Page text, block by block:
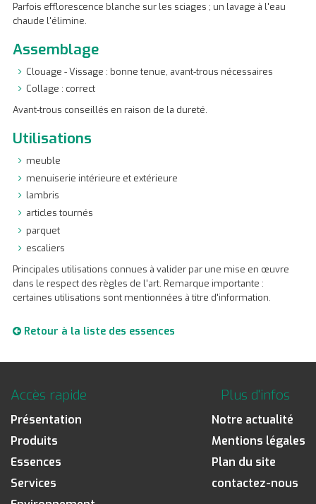
Parfois efflorescence blanche sur les sciages ; un lavage à l'eau
chaude l'élimine.
Assemblage
Clouage - Vissage : bonne tenue, avant-trous nécessaires
Collage : correct
Avant-trous conseillés en raison de la dureté.
Utilisations
meuble
menuiserie intérieure et extérieure
lambris
articles tournés
parquet
escaliers
Principales utilisations connues à valider par une mise en œuvre
dans le respect des règles de l'art. Remarque importante :
certaines utilisations sont mentionnées à titre d'information.
Retour à la liste des essences
Accès rapide
Présentation
Produits
Essences
Services
Plus d'infos
Notre actualité
Mentions légales
Plan du site
contactez-nous